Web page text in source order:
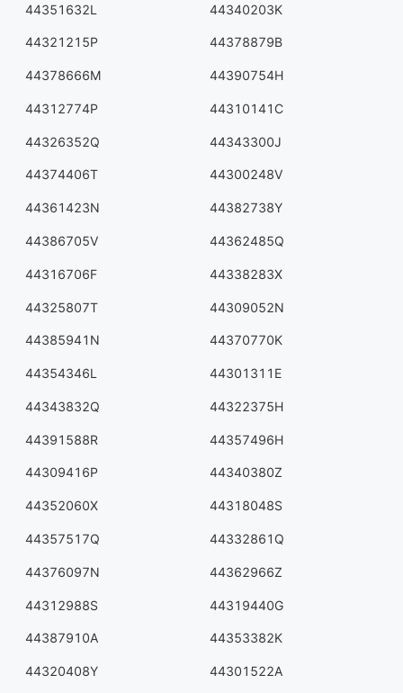
44351632L 44340203K
44321215P 44378879B
44378666M 44390754H
44312774P 44310141C
44326352Q 44343300J
44374406T 44300248V
44361423N 44382738Y
44386705V 44362485Q
44316706F 44338283X
44325807T 44309052N
44385941N 44370770K
44354346L 44301311E
44343832Q 44322375H
44391588R 44357496H
44309416P 44340380Z
44352060X 44318048S
44357517Q 44332861Q
44376097N 44362966Z
44312988S 44319440G
44387910A 44353382K
44320408Y 44301522A